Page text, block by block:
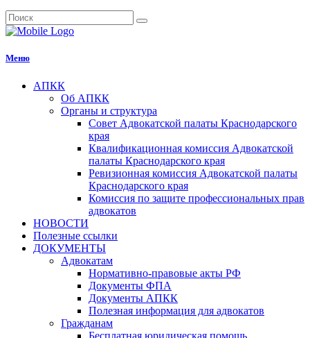
Меню
АПКК
Об АПКК
Органы и структура
Совет Адвокатской палаты Краснодарского
края
Квалификационная комиссия Адвокатской
палаты Краснодарского края
Ревизионная комиссия Адвокатской палаты
Краснодарского края
Комиссия по защите профессиональных прав
адвокатов
НОВОСТИ
Полезные ссылки
ДОКУМЕНТЫ
Адвокатам
Нормативно-правовые акты РФ
Документы ФПА
Документы АПКК
Полезная информация для адвокатов
Гражданам
Бесплатная юридическая помощь